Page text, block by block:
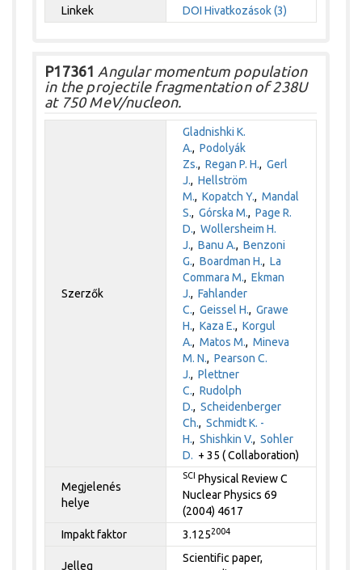
Linkek
DOI Hivatkozások (3)
P17361 Angular momentum population
in the projectile fragmentation of 238U
at 750 MeV/nucleon.
Szerzők
Gladnishki K.
A.,Podolyák
Zs.,Regan P. H.,Gerl
J.,Hellström
M.,Kopatch Y.,Mandal
S.,Górska M.,Page R.
D.,Wollersheim H.
J.,Banu A.,Benzoni
G.,Boardman H.,La
Commara M.,Ekman
J.,Fahlander
C.,Geissel H.,Grawe
H.,Kaza E.,Korgul
A.,Matos M.,Mineva
M. N.,Pearson C.
J.,Plettner
C.,Rudolph
D.,Scheidenberger
Ch.,Schmidt K. -
H.,Shishkin V.,Sohler
D. + 35 ( Collaboration)
Megjelenés
helye
SCI Physical Review C
Nuclear Physics 69
(2004) 4617
Impakt faktor
3.1252004
Jelleg
Scientific paper,